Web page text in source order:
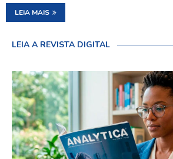
LEIA MAIS
LEIA A REVISTA DIGITAL